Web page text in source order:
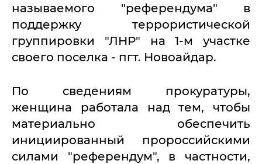
называемого "референдума" в
поддержку террористической
группировки "ЛНР" на 1-м участке
своего поселка - пгт. Новоайдар.
По сведениям прокуратуры,
женщина работала над тем, чтобы
материально обеспечить
инициированный пророссийскими
силами "референдум", в частности,